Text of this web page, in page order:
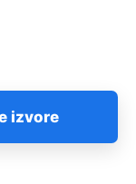
izvore